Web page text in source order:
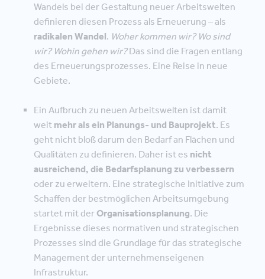
Wandels bei der Gestaltung neuer Arbeitswelten
definieren diesen Prozess als Erneuerung – als
radikalen Wandel. Woher kommen wir? Wo sind
wir? Wohin gehen wir?Das sind die Fragen entlang
des Erneuerungsprozesses. Eine Reise in neue
Gebiete.
Ein Aufbruch zu neuen Arbeitswelten ist damit
weit mehr als ein Planungs- und Bauprojekt. Es
geht nicht bloß darum den Bedarf an Flächen und
Qualitäten zu definieren. Daher ist es nicht
ausreichend, die Bedarfsplanung zu verbessern
oder zu erweitern. Eine strategische Initiative zum
Schaffen der bestmöglichen Arbeitsumgebung
startet mit der Organisationsplanung. Die
Ergebnisse dieses normativen und strategischen
Prozesses sind die Grundlage für das strategische
Management der unternehmenseigenen
Infrastruktur.